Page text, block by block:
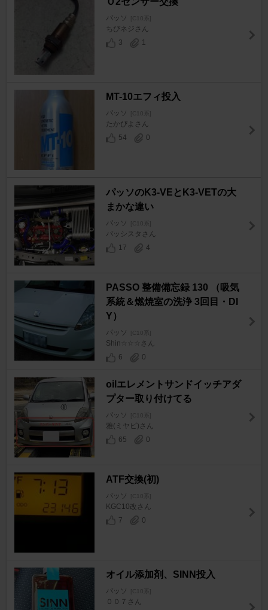
パッソ [C10系]
ちびネジさん
3
1
MT-10エフィ投入
パッソ [C10系]
たかぴよさん
54
0
パッソのK3-VEとK3-VETの大
まかな違い
パッソ [C10系]
パッシスタさん
17
4
PASSO 整備備忘録 130 （吸気
系統＆燃焼室の洗浄 3回目・DI
Y）
パッソ [C10系]
Shin☆☆☆さん
6
0
oilエレメントサンドイッチアダ
プター取り付けてる
パッソ [C10系]
雅(ミヤビ)さん
65
0
ATF交換(初)
パッソ [C10系]
KGC10改さん
7
0
オイル添加剤、SINN投入
パッソ [C10系]
００７さん